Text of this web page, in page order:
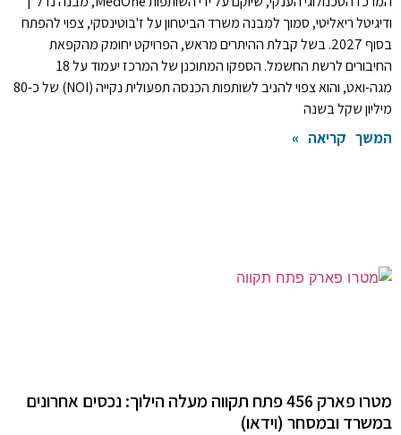
ודיגיטל ריאליטי, סמוך למבנה משרד הביטחון על ז'בוטינסקי, צפוי להפתח
בסוף 2027. בשל קבלת ההיתרים מראש, הפרויקט יחומק מהקפאת
החיבורים לרשת החשמל. הספקו המתוכנן של המרכז יעמוד על 18
מגה-ואט, והוא צפוי להניב לשותפות הכנסה תפעולית נקייה (NOI) של כ-80
מיליון שקל בשנה
המשך קריאה »
מטרו פארק 456 פתח תקווה מעלה הילוך: נכסים אחרונים
במשרד ובמסחר (וידאו)